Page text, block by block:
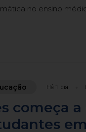
no ensino
Há 1 dia
começa